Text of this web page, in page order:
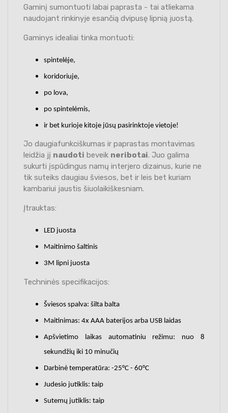
Gaminį sumontuoti labai paprasta - tai atliekama
naudojant rinkinyje esančią dvipusę lipnią juostą.
Gaminys idealiai tinka montuoti:
spintelėje,
koridoriuje,
po lova,
po spintelėmis,
ir bet kurioje kitoje jūsų pasirinktoje vietoje!
Jo daugiafunkciškumas ir paprastas montavimas
leidžia jį naudoti beveik neribotai. Juo galima
sukurti įspūdingus namų interjero dizainus, kurie ne
tik suteiks daugiau šviesos, bet ir leis bet kuriam
kambariui jaustis šiuolaikiškesniam.
Įtrauktas:
LED juosta
Maitinimo šaltinis
3M lipni juosta
Techninės specifikacijos:
Šviesos spalva: šilta balta
Maitinimas: 4x AAA baterijos arba USB laidas
Apšvietimo laikas automatiniu režimu: nuo 8
sekundžių iki 10 minučių
Darbinė temperatūra: -25°C - 60°C
Judesio jutiklis: taip
Sutemų jutiklis: taip